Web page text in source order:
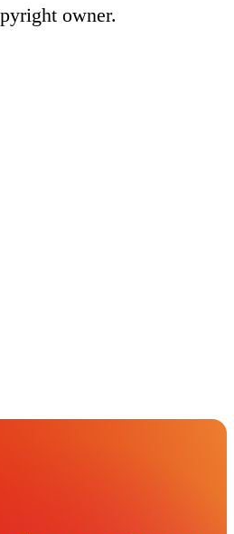
owner.
ル、雑誌、店頭、
問い合わせ